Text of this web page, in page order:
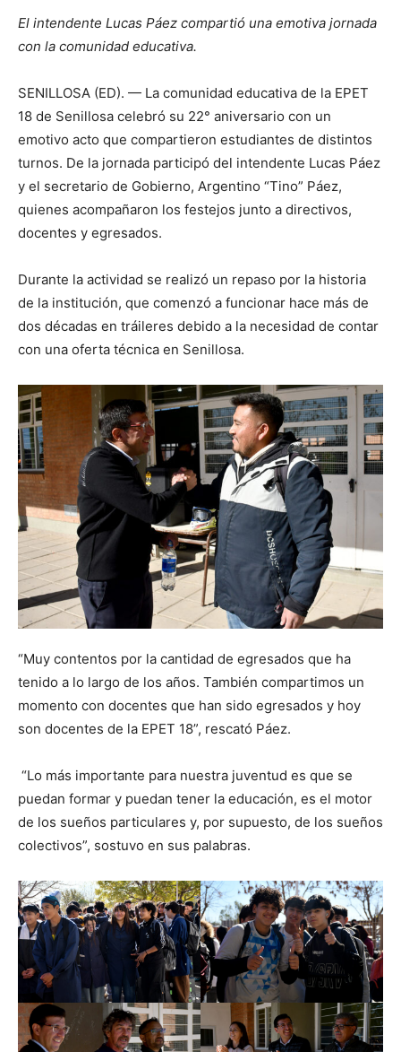
El intendente Lucas Páez compartió una emotiva jornada
con la comunidad educativa.
SENILLOSA (ED). — La comunidad educativa de la EPET
18 de Senillosa celebró su 22° aniversario con un
emotivo acto que compartieron estudiantes de distintos
turnos. De la jornada participó del intendente Lucas Páez
y el secretario de Gobierno, Argentino “Tino” Páez,
quienes acompañaron los festejos junto a directivos,
docentes y egresados.
Durante la actividad se realizó un repaso por la historia
de la institución, que comenzó a funcionar hace más de
dos décadas en tráileres debido a la necesidad de contar
con una oferta técnica en Senillosa.
“Muy contentos por la cantidad de egresados que ha
tenido a lo largo de los años. También compartimos un
momento con docentes que han sido egresados y hoy
son docentes de la EPET 18”, rescató Páez.
“Lo más importante para nuestra juventud es que se
puedan formar y puedan tener la educación, es el motor
de los sueños particulares y, por supuesto, de los sueños
colectivos”, sostuvo en sus palabras.